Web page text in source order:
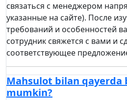
связаться с менеджером
указанные на сайте). После
требований и особенностей
сотрудник свяжется с вами и
соответствующее
Mahsulot bilan
mumkin?